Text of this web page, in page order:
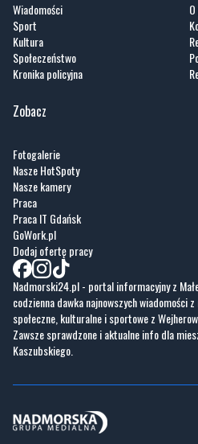
Wiadomości
Sport
Kultura
Społeczeństwo
Kronika policyjna
Zobacz
Fotogalerie
Nasze HotSpoty
Nasze kamery
Praca
Praca IT Gdańsk
GoWork.pl
Dodaj ofertę pracy
Nadmorski24.pl - portal informacyjny z
codzienna dawka najnowszych wiadomości
społeczne, kulturalne i sportowe z
Zawsze sprawdzone i aktualne info dla
Kaszubskiego.